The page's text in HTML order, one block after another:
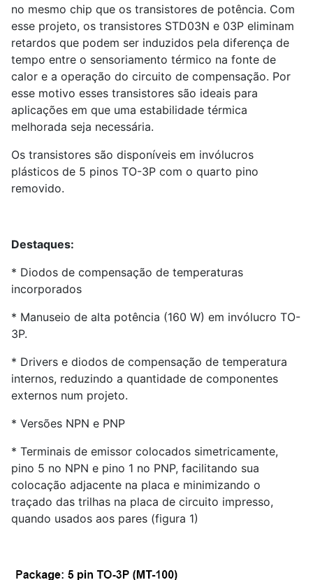
no mesmo chip que os transistores de potência. Com
esse projeto, os transistores STD03N e 03P eliminam
retardos que podem ser induzidos pela diferença de
tempo entre o sensoriamento térmico na fonte de
calor e a operação do circuito de compensação. Por
esse motivo esses transistores são ideais para
aplicações em que uma estabilidade térmica
melhorada seja necessária.
Os transistores são disponíveis em invólucros
plásticos de 5 pinos TO-3P com o quarto pino
removido.
Destaques:
* Diodos de compensação de temperaturas
incorporados
* Manuseio de alta potência (160 W) em invólucro TO-
3P.
* Drivers e diodos de compensação de temperatura
internos, reduzindo a quantidade de componentes
externos num projeto.
* Versões NPN e PNP
* Terminais de emissor colocados simetricamente,
pino 5 no NPN e pino 1 no PNP, facilitando sua
colocação adjacente na placa e minimizando o
traçado das trilhas na placa de circuito impresso,
quando usados aos pares (figura 1)